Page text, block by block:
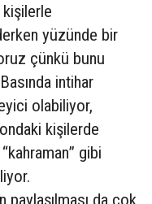
yüzünde bir
çünkü bunu
intihar
olabiliyor,
kişilerde
gibi
paylaşılması da çok